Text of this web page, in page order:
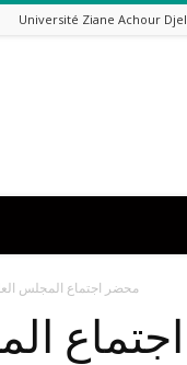
Université Ziane Achour
محضر اجتماع المجلس العلمي